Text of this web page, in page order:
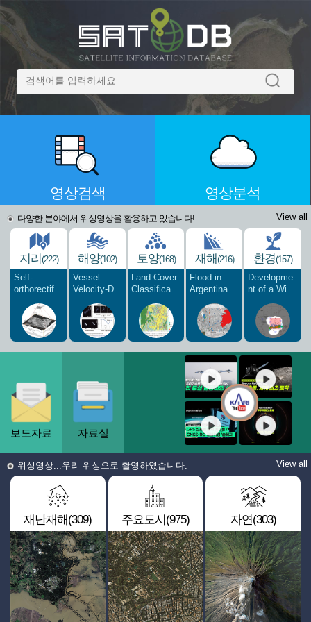
영상검색 영상분석
다양한 분야에서 위성영상을 활용하고 있습니다! View all
지리(222)
Self-
orthorectif...
해양(102)
Vessel
Velocity-D...
토양(168)
Land Cover
Classifica...
재해(216)
Flood in
Argentina
환경(157)
Developme
nt of a Wi...
보도자료 자료실
위성영상...우리 위성으로 촬영하였습니다. View all
재난재해(309) 주요도시(975) 자연(303)